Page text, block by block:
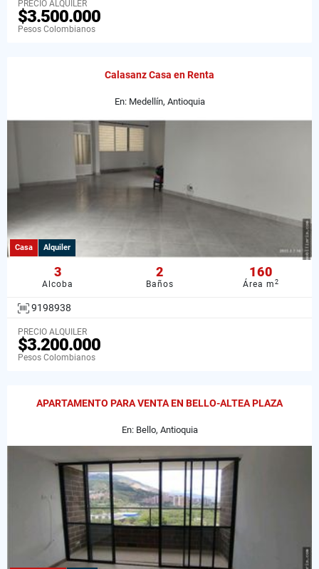
PRECIO ALQUILER
$3.500.000
Pesos Colombianos
Calasanz Casa en Renta
En: Medellín, Antioquia
Casa Alquiler
3
Alcoba
2
Baños
160
Área m2
9198938
PRECIO ALQUILER
$3.200.000
Pesos Colombianos
APARTAMENTO PARA VENTA EN BELLO-ALTEA PLAZA
En: Bello, Antioquia